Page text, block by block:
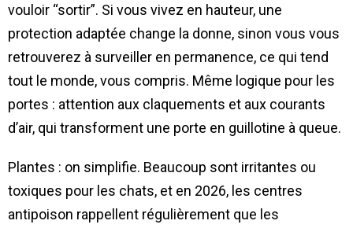
vouloir “sortir”. Si vous vivez en hauteur, une
protection adaptée change la donne, sinon vous vous
retrouverez à surveiller en permanence, ce qui tend
tout le monde, vous compris. Même logique pour les
portes : attention aux claquements et aux courants
d’air, qui transforment une porte en guillotine à queue.
Plantes : on simplifie. Beaucoup sont irritantes ou
toxiques pour les chats, et en 2026, les centres
antipoison rappellent régulièrement que les